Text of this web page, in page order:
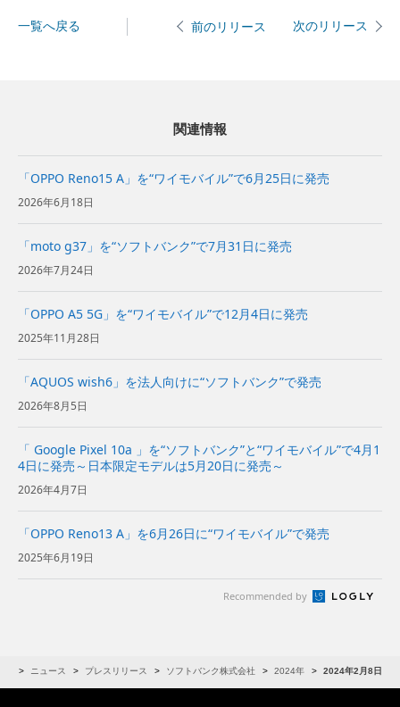
一覧へ戻る 前のリリース 次のリリース
関連情報
「OPPO Reno15 A」を“ワイモバイル”で6月25日に発売
2026年6月18日
「moto g37」を“ソフトバンク”で7月31日に発売
2026年7月24日
「OPPO A5 5G」を“ワイモバイル”で12月4日に発売
2025年11月28日
「AQUOS wish6」を法人向けに“ソフトバンク”で発売
2026年8月5日
「 Google Pixel 10a 」を“ソフトバンク”と“ワイモバイル”で4月1
4日に発売～日本限定モデルは5月20日に発売～
2026年4月7日
「OPPO Reno13 A」を6月26日に“ワイモバイル”で発売
2025年6月19日
Recommended by
ニュース プレスリリース ソフトバンク株式会社 2024年 2024年2月8日